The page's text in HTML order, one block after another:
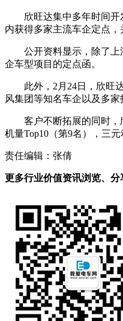
欣旺达集中多年时间
内获得多家主流车企定点，
公开资料显示，除了上
企车型项目的定点函。
此外，2月24日，欣旺
风集团等知名车企以及多
客户不断拓展的同时，
机量Top10（第9名），三
责任编辑：张倩
更多行业价值资讯浏览、分